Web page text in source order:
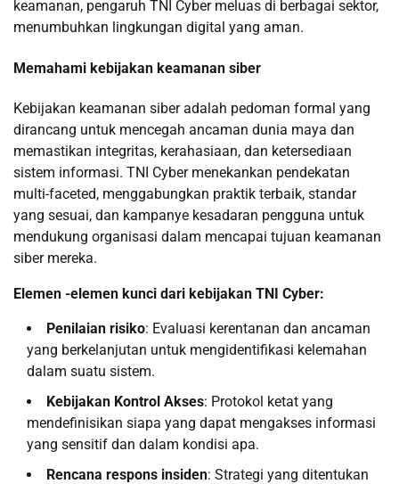
keamanan, pengaruh TNI Cyber ​​meluas di berbagai sektor,
menumbuhkan lingkungan digital yang aman.
Memahami kebijakan keamanan siber
Kebijakan keamanan siber adalah pedoman formal yang
dirancang untuk mencegah ancaman dunia maya dan
memastikan integritas, kerahasiaan, dan ketersediaan
sistem informasi. TNI Cyber ​​menekankan pendekatan
multi-faceted, menggabungkan praktik terbaik, standar
yang sesuai, dan kampanye kesadaran pengguna untuk
mendukung organisasi dalam mencapai tujuan keamanan
siber mereka.
Elemen -elemen kunci dari kebijakan TNI Cyber:
Penilaian risiko: Evaluasi kerentanan dan ancaman
yang berkelanjutan untuk mengidentifikasi kelemahan
dalam suatu sistem.
Kebijakan Kontrol Akses: Protokol ketat yang
mendefinisikan siapa yang dapat mengakses informasi
yang sensitif dan dalam kondisi apa.
Rencana respons insiden: Strategi yang ditentukan